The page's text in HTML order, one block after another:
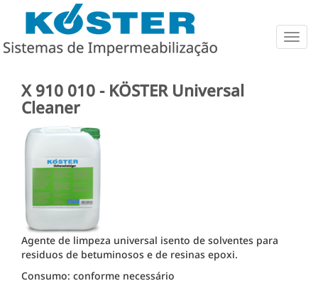
X 910 010 - KÖSTER Universal
Cleaner
Agente de limpeza universal isento de solventes para
residuos de betuminosos e de resinas epoxi.
Consumo: conforme necessário